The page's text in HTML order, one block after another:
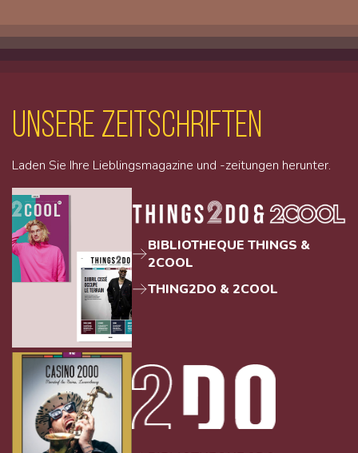
unsere Zeitschriften
Laden Sie Ihre Lieblingsmagazine und -zeitungen herunter.
BIBLIOTHEQUE THINGS &
2COOL
THING2DO & 2COOL